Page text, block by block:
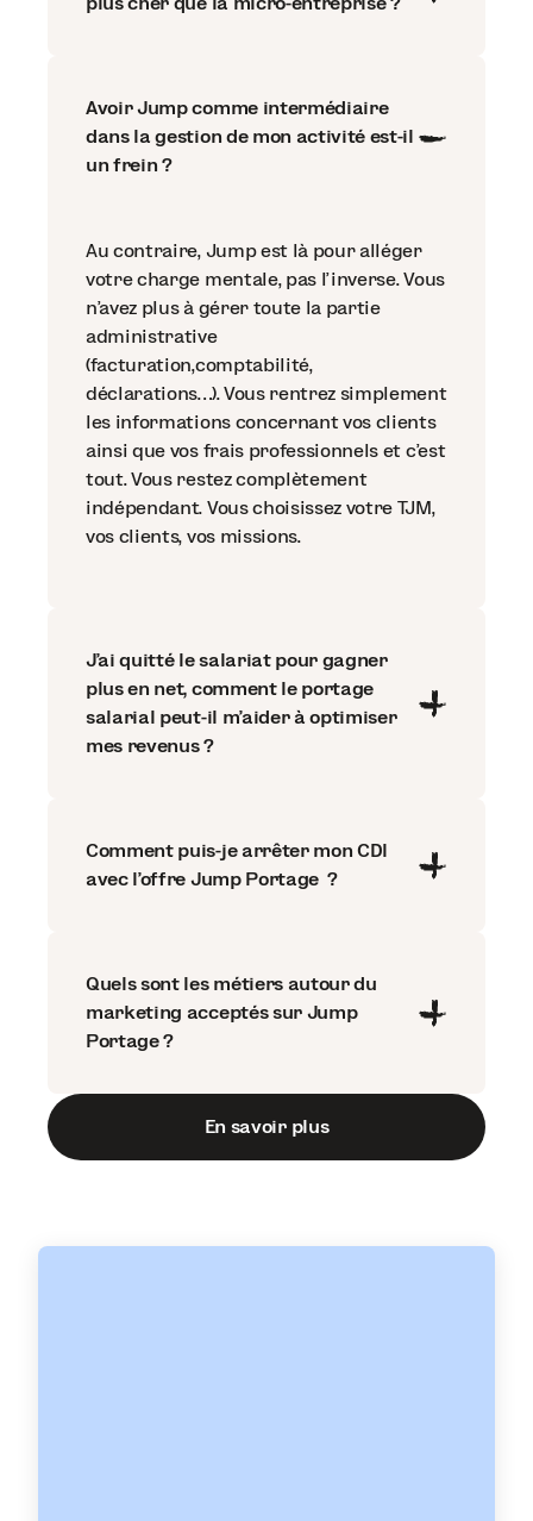
Avoir Jump comme intermédiaire
dans la gestion de mon activité est-il
un frein ?
Au contraire, Jump est là pour alléger
votre charge mentale, pas l’inverse. Vous
n’avez plus à gérer toute la partie
administrative
(facturation,comptabilité,
déclarations…). Vous rentrez simplement
les informations concernant vos clients
ainsi que vos frais professionnels et c’est
tout. Vous restez complètement
indépendant. Vous choisissez votre TJM,
vos clients, vos missions.
J’ai quitté le salariat pour gagner
plus en net, comment le portage
salarial peut-il m’aider à optimiser
mes revenus ?
Comment puis-je arrêter mon CDI
avec l’offre Jump Portage ?
Quels sont les métiers autour du
marketing acceptés sur Jump
Portage ?
En savoir plus